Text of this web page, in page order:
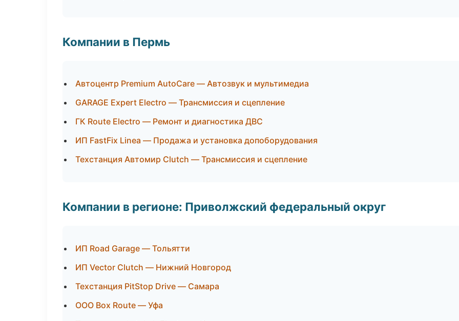
Компании в Пермь
Автоцентр Premium AutoCare — Автозвук и мультимедиа
GARAGE Expert Electro — Трансмиссия и сцепление
ГК Route Electro — Ремонт и диагностика ДВС
ИП FastFix Linea — Продажа и установка допоборудования
Техстанция Автомир Clutch — Трансмиссия и сцепление
Компании в регионе: Приволжский федеральный округ
ИП Road Garage — Тольятти
ИП Vector Clutch — Нижний Новгород
Техстанция PitStop Drive — Самара
ООО Box Route — Уфа